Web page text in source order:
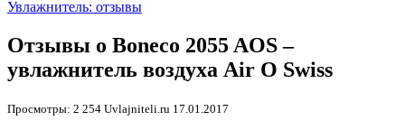
Увлажнитель: отзывы
Отзывы о Boneco 2055 AOS –
увлажнитель воздуха Air O Swiss
Просмотры: 2 254 Uvlajniteli.ru 17.01.2017